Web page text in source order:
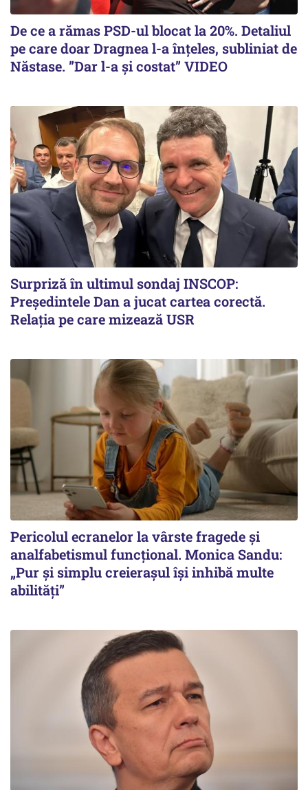
De ce a rămas PSD-ul blocat la 20%. Detaliul
pe care doar Dragnea l-a înțeles, subliniat de
Năstase. ”Dar l-a și costat” VIDEO
Surpriză în ultimul sondaj INSCOP:
Președintele Dan a jucat cartea corectă.
Relația pe care mizează USR
Pericolul ecranelor la vârste fragede și
analfabetismul funcțional. Monica Sandu:
„Pur și simplu creierașul își inhibă multe
abilități”